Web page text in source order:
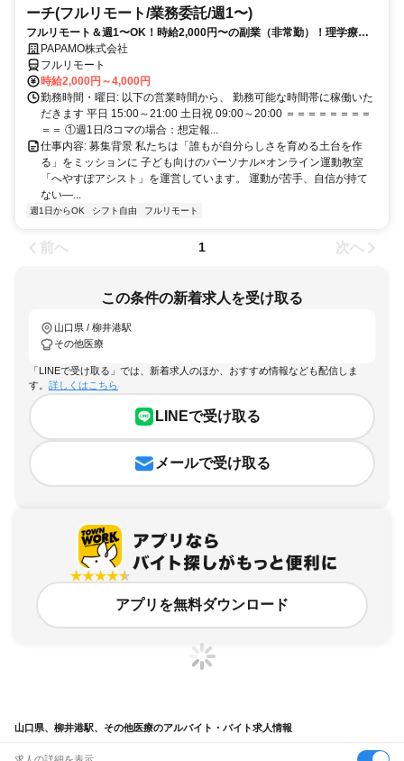
ーチ(フルリモート/業務委託/週1〜)
フルリモート＆週1〜OK！時給2,000円〜の副業（非常勤）！理学療法
士として培ってきた経験を活かしながら、スキマ時間で子どもを支援で
きるお仕事です◎
PAPAMO株式会社
フルリモート
時給2,000円～4,000円
勤務時間・曜日: 以下の営業時間から、 勤務可能な時間帯に稼働いた
だきます 平日 15:00～21:00 土日祝 09:00～20:00 ＝＝＝＝＝＝＝＝
＝＝ ①週1日/3コマの場合：想定報...
仕事内容: 募集背景 私たちは「誰もが自分らしさを育める土台を作
る」をミッションに 子ども向けのパーソナル×オンライン運動教室
「へやすぽアシスト」を運営しています。 運動が苦手、自信が持て
ない—...
週1日からOK シフト自由 フルリモート
前へ 1 次へ
この条件の新着求人を受け取る
山口県 / 柳井港駅
その他医療
「LINEで受け取る」では、新着求人のほか、おすすめ情報なども配信しま
す。 詳しくはこちら
LINEで受け取る
メールで受け取る
アプリを無料ダウンロード
山口県、柳井港駅、その他医療のアルバイト・バイト求人情報